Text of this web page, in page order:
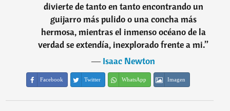
divierte de tanto en tanto encontrando un
guijarro más pulido o una concha más
hermosa, mientras el inmenso océano de la
verdad se extendía, inexplorado frente a mi.”
―Isaac Newton
Facebook Twitter WhatsApp Imagen